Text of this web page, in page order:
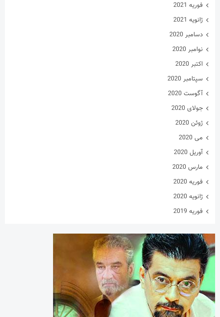
فوریه 2021
ژانویه 2021
دسامبر 2020
نوامبر 2020
اکتبر 2020
سپتامبر 2020
آگوست 2020
جولای 2020
ژوئن 2020
می 2020
آوریل 2020
مارس 2020
فوریه 2020
ژانویه 2020
فوریه 2019